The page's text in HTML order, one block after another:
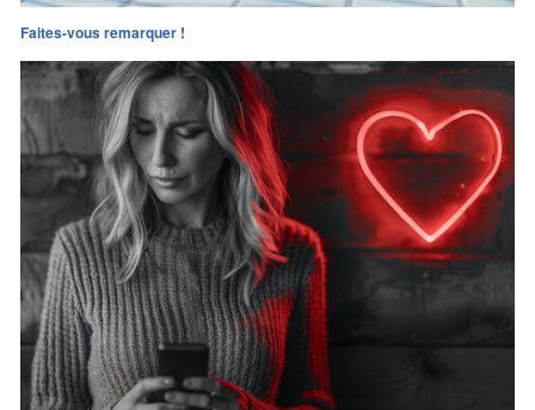
Faites-vous remarquer !